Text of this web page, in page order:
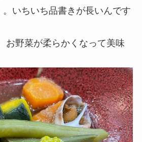
いちいち品書きが長いんです
お野菜が柔らかくなって美味